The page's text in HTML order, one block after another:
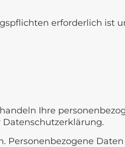
erforderlich ist
Ihre
Personenbezogene